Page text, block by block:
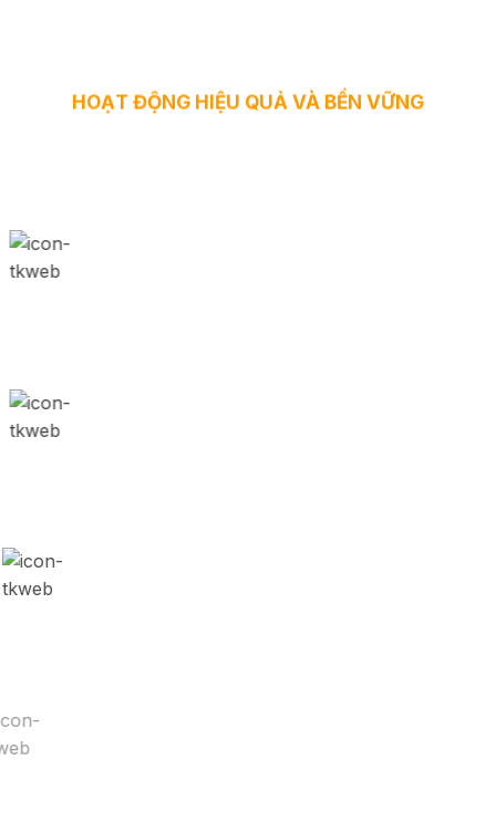
HOẠT ĐỘNG HIỆU QUẢ VÀ BỀN VỮNG